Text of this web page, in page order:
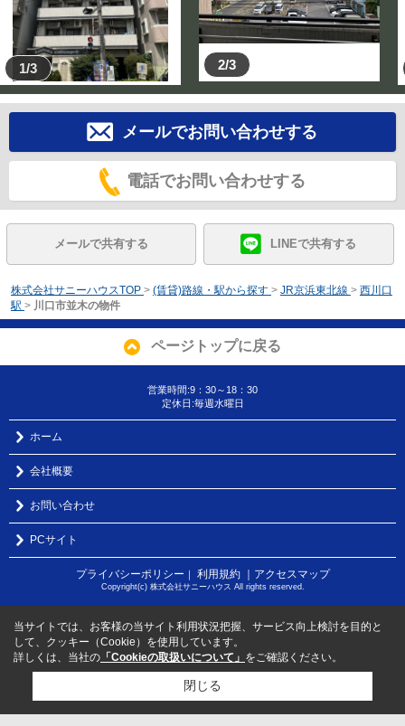
1/3 2/3
メールでお問い合わせする
電話でお問い合わせする
メールで共有する LINEで共有する
株式会社サニーハウスTOP > (賃貸)路線・駅から探す > JR京浜東北線 > 西川口
駅 > 川口市並木の物件
ページトップに戻る
営業時間:9：30～18：30
定休日:毎週水曜日
ホーム
会社概要
お問い合わせ
PCサイト
プライバシーポリシー ｜ 利用規約 ｜アクセスマップ
Copyright(c) 株式会社サニーハウス All rights reserved.
当サイトでは、お客様の当サイト利用状況把握、サービス向上検討を目的と
して、クッキー（Cookie）を使用しています。
詳しくは、当社の 「Cookieの取扱いについて」 をご確認ください。
閉じる